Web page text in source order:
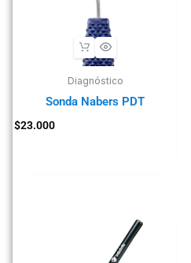
Diagnóstico
Sonda Nabers PDT
$23.000